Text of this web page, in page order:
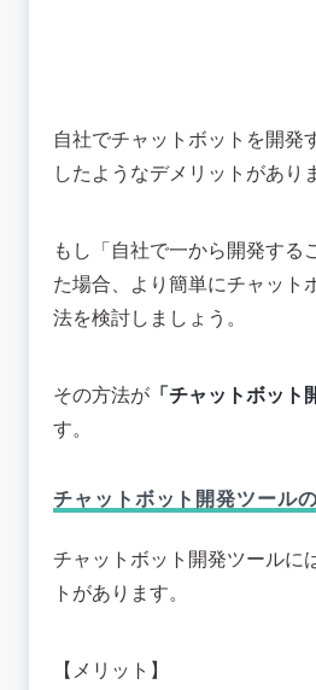
自社でチャットボットを開発
したようなデメリットがあり
もし「自社で一から開発する
た場合、より簡単にチャット
法を検討しましょう。
その方法が 「チャットボット
す。
チャットボット開発ツール
チャットボット開発ツールに
トがあります。
【メリット】